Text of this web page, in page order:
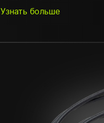
Узнать больше